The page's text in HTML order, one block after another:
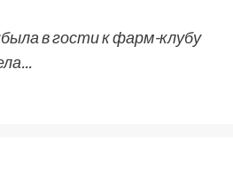
в гости к фарм-клубу